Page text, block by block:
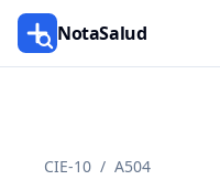
NotaSalud
CIE-10 / A504